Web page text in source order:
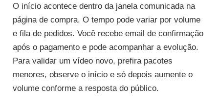
O início acontece dentro da janela comunicada na
página de compra. O tempo pode variar por volume
e fila de pedidos. Você recebe email de confirmação
após o pagamento e pode acompanhar a evolução.
Para validar um vídeo novo, prefira pacotes
menores, observe o início e só depois aumente o
volume conforme a resposta do público.